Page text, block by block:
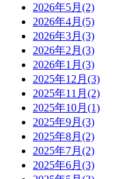
2026年5月(2)
2026年4月(5)
2026年3月(3)
2026年2月(3)
2026年1月(3)
2025年12月(3)
2025年11月(2)
2025年10月(1)
2025年9月(3)
2025年8月(2)
2025年7月(2)
2025年6月(3)